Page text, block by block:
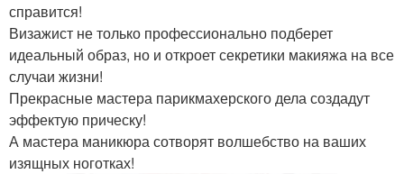
справится!
Визажист не только профессионально подберет
идеальный образ, но и откроет секретики макияжа на все
случаи жизни!
Прекрасные мастера парикмахерского дела создадут
эффектую прическу!
А мастера маникюра сотворят волшебство на ваших
изящных ноготках!